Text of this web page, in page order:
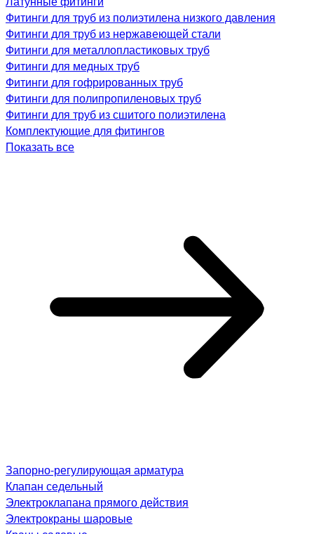
Фитинги для труб из полиэтилена низкого давления
Фитинги для труб из нержавеющей стали
Фитинги для металлопластиковых труб
Фитинги для медных труб
Фитинги для гофрированных труб
Фитинги для полипропиленовых труб
Фитинги для труб из сшитого полиэтилена
Комплектующие для фитингов
Показать все
Запорно-регулирующая арматура
Клапан седельный
Электроклапана прямого действия
Электрокраны шаровые